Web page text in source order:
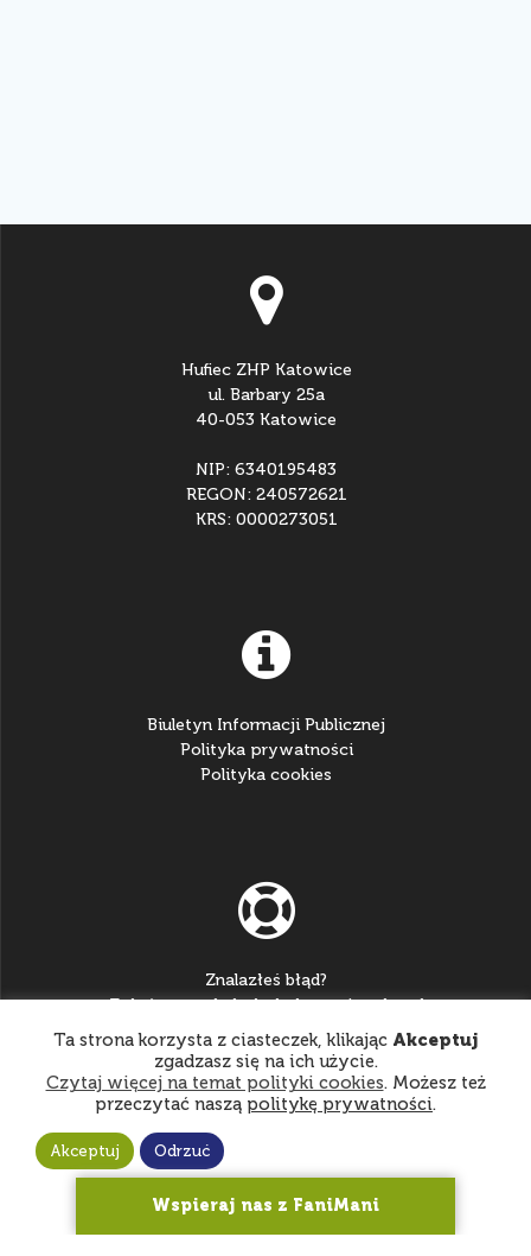
Hufiec ZHP Katowice
ul. Barbary 25a
40-053 Katowice
NIP: 6340195483
REGON: 240572621
KRS: 0000273051
Biuletyn Informacji Publicznej
Polityka prywatności
Polityka cookies
Znalazłeś błąd?
Zgłoś go na:helpdesk@katowice.zhp.pl
© 2026 Hufiec ZHP Katowice
Ta strona korzysta z ciasteczek, klikając Akceptuj
zgadzasz się na ich użycie.
Czytaj więcej na temat polityki cookies. Możesz też
przeczytać naszą politykę prywatności.
Akceptuj Odrzuć
Wspieraj nas z FaniMani